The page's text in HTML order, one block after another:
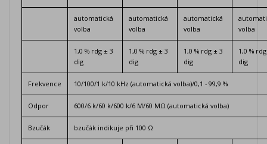
automatická
volba
automatická
volba
automatická
volba
volba
1,0 % rdg ± 3
dig
1,0 % rdg ± 3
dig
1,0 % rdg ± 3
dig
1,0 %
dig
Frekvence 10/100/1 k/10 kHz (automatická volba)/0,1 - 99,9 %
Odpor 600/6 k/60 k/600 k/6 M/60 MΩ (automatická volba)
Bzučák bzučák indikuje při 100 Ω